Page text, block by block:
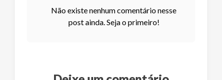
Não existe nenhum comentário nesse
post ainda. Seja o primeiro!